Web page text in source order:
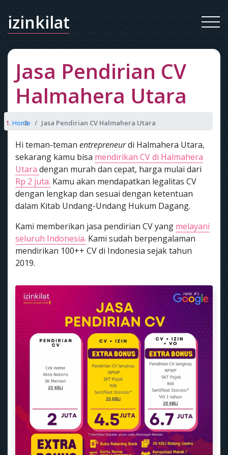
izinkilat
Jasa Pendirian CV
Halmahera Utara
Home Jasa Pendirian CV Halmahera Utara
Hi teman-teman entrepreneurdi Halmahera Utara,
sekarang kamu bisa mendirikan CV di Halmahera
Utara dengan murah dan cepat, harga mulai dari
Rp 2 juta. Kamu akan mendapatkan legalitas CV
dengan lengkap dan sesuai dengan ketentuan
dalam Kitab Undang-Undang Hukum Dagang.
Kami memberikan jasa pendirian CV yang melayani
seluruh Indonesia. Kami sudah berpengalaman
mendirikan 100++ CV di Indonesia sejak tahun
2019.